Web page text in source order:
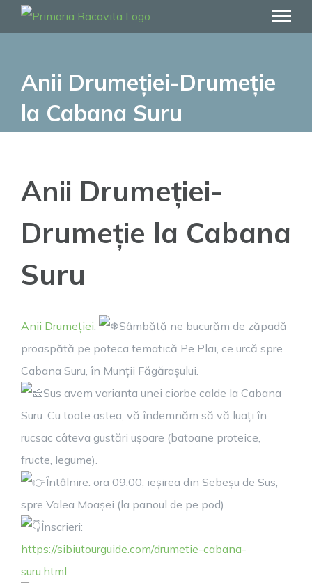
Skip
to
Anii Drumeției-Drumeție
la Cabana Suru
Anii Drumeției-
Drumeție la Cabana
Suru
Anii Drumeției:
Sâmbătă ne bucurăm de zăpadă
proaspătă pe poteca tematică Pe Plai, ce urcă spre
Cabana Suru, în Munții Făgărașului.
Sus avem varianta unei ciorbe calde la Cabana
Suru. Cu toate astea, vă îndemnăm să vă luați în
rucsac câteva gustări ușoare (batoane proteice,
fructe, legume).
Întâlnire: ora 09:00, ieșirea din Sebeșu de Sus,
spre Valea Moașei (la panoul de pe pod).
Înscrieri:
https://sibiutourguide.com/drumetie-cabana-
suru.html